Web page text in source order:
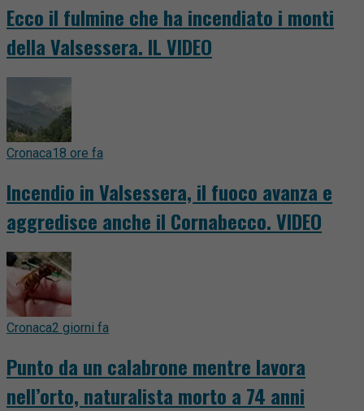
Ecco il fulmine che ha incendiato i monti
della Valsessera. IL VIDEO
Cronaca18 ore fa
Incendio in Valsessera, il fuoco avanza e
aggredisce anche il Cornabecco. VIDEO
Cronaca2 giorni fa
Punto da un calabrone mentre lavora
nell’orto, naturalista morto a 74 anni